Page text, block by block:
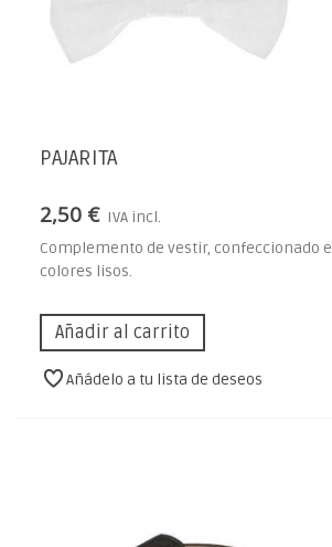
PAJARITA
2,50 € IVA incl.
Complemento de vestir, confeccionado
colores lisos.
Añadir al carrito
Añádelo a tu lista de deseos